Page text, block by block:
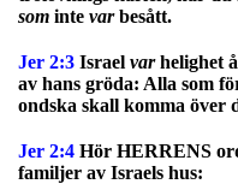
som inte varbesått.
Jer 2:3 Israel varhelighet
av hans gröda: Alla som
ondska skall komma över
Jer 2:4 Hör HERRENS
familjer av Israels hus: